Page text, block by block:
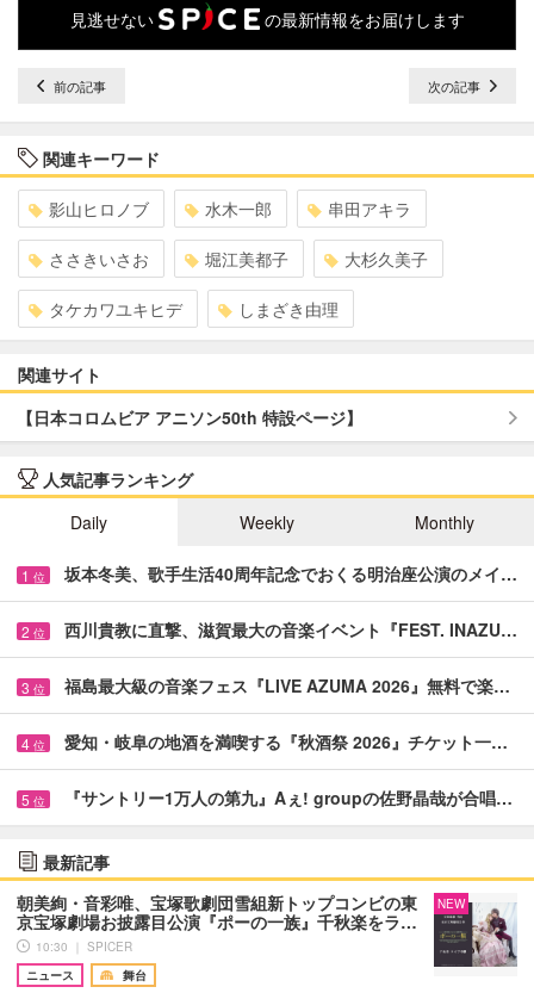
見逃せない の最新情報をお届けします
前の記事 次の記事
関連キーワード
影山ヒロノブ 水木一郎 串田アキラ
ささきいさお 堀江美都子 大杉久美子
タケカワユキヒデ しまざき由理
関連サイト
【日本コロムビア アニソン50th 特設ページ】
人気記事ランキング
Daily
Weekly Monthly
1 位 坂本冬美、歌手生活40周年記念でおくる明治座公演のメイ…
2 位 西川貴教に直撃、滋賀最大の音楽イベント『FEST. INAZU…
3 位 福島最大級の音楽フェス『LIVE AZUMA 2026』無料で楽…
4 位 愛知・岐阜の地酒を満喫する『秋酒祭 2026』チケット一…
5 位 『サントリー1万人の第九』Aぇ! groupの佐野晶哉が合唱…
最新記事
朝美絢・音彩唯、宝塚歌劇団雪組新トップコンビの東
京宝塚劇場お披露目公演『ポーの一族』千秋楽をラ…
10:30 ｜ SPICER
ニュース
舞台
NEW